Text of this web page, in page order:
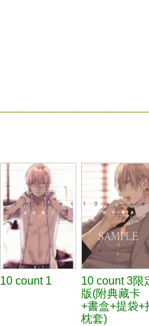
10 count 1
10 count 3限
版(附典藏卡
+書盒+提袋+
枕套)